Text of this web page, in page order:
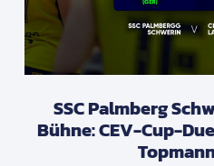
SSC Palmberg
Bühne: CEV-Cup-